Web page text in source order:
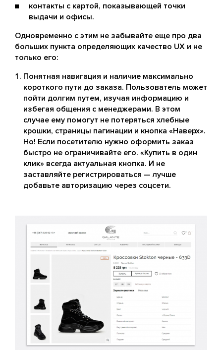
контакты с картой, показывающей точки
выдачи и офисы.
Одновременно с этим не забывайте еще про два
больших пункта определяющих качество UX и не
только его:
Понятная навигация и наличие максимально
короткого пути до заказа. Пользователь может
пойти долгим путем, изучая информацию и
избегая общения с менеджерами. В этом
случае ему помогут не потеряться хлебные
крошки, страницы пагинации и кнопка «Наверх».
Но! Если посетителю нужно оформить заказ
быстро не ограничивайте его. «Купить в один
клик» всегда актуальная кнопка. И не
заставляйте регистрироваться — лучше
добавьте авторизацию через соцсети.